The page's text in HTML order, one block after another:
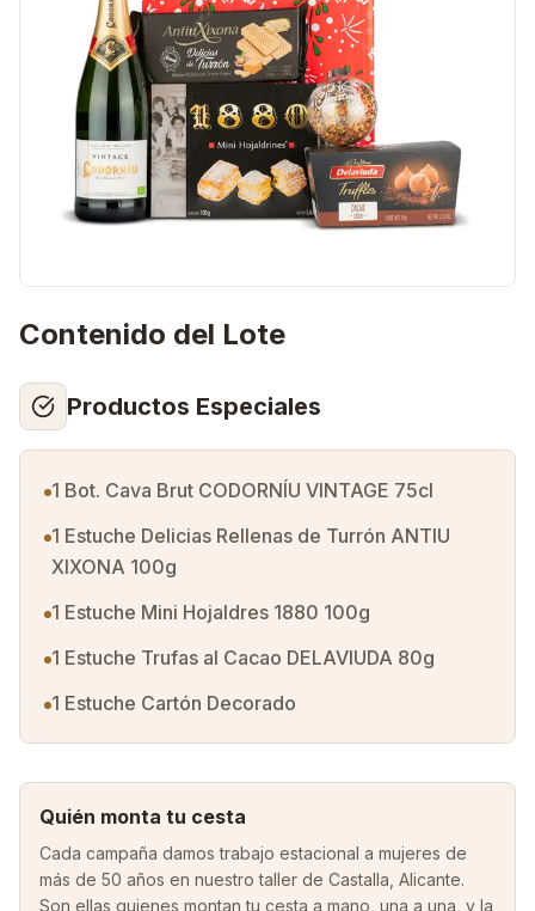
Contenido del Lote
Productos Especiales
1 Bot. Cava Brut CODORNÍU VINTAGE 75cl
1 Estuche Delicias Rellenas de Turrón ANTIU
XIXONA 100g
1 Estuche Mini Hojaldres 1880 100g
1 Estuche Trufas al Cacao DELAVIUDA 80g
1 Estuche Cartón Decorado
Quién monta tu cesta
Cada campaña damos trabajo estacional a mujeres de
más de 50 años en nuestro taller de Castalla, Alicante.
Son ellas quienes montan tu cesta a mano, una a una, y la